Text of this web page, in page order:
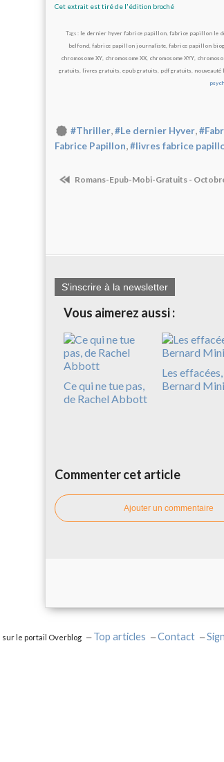
Cet extrait est tiré de l'édition broché
Tags : le dernier hyver fabrice papillon, fabrice papillon le
belfond, fabrice papillon journaliste, fabrice papillon
chromosome XY, chromosome XX, chromosome XYY,
gratuits, livres gratuits, epub gratuits, pdf gratuits,
#Thriller,#Le dernier Hyver,
Fabrice Papillon #livres fabrice
Romans-Epub-Mobi-Gratuits -
S'inscrire à la newsletter
Vous aimerez aussi :
Ce qui ne tue pas,
de Rachel Abbott
Les
Bernard
Commenter cet article
Ajouter un commentaire
sur le portail Overblog Top articles Contact